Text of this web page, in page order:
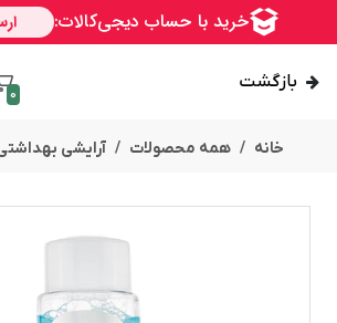
بازگشت
0
خانه همه محصولات آرایشی